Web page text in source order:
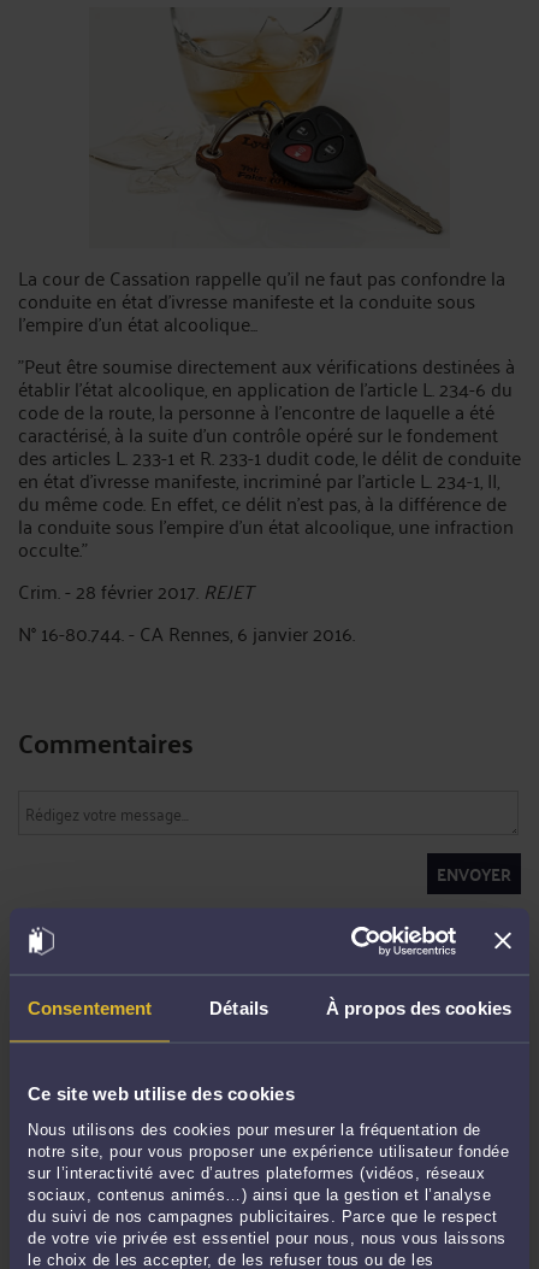
Consentement Détails À propos des cookies
Ce site web utilise des cookies
Nous utilisons des cookies pour mesurer la fréquentation de
notre site, pour vous proposer une expérience utilisateur fondée
sur l’interactivité avec d’autres plateformes (vidéos, réseaux
sociaux, contenus animés…) ainsi que la gestion et l’analyse
du suivi de nos campagnes publicitaires. Parce que le respect
de votre vie privée est essentiel pour nous, nous vous laissons
le choix de les accepter, de les refuser tous ou de les
La cour de Cassation rappelle qu'il ne faut pas confondre la
conduite en état d'ivresse manifeste et la conduite sous
l'empire d'un état alcoolique...
"Peut être soumise directement aux vérifications destinées à
établir l’état alcoolique, en application de l’article L. 234-6 du
code de la route, la personne à l’encontre de laquelle a été
caractérisé, à la suite d’un contrôle opéré sur le fondement
des articles L. 233-1 et R. 233-1 dudit code, le délit de conduite
en état d’ivresse manifeste, incriminé par l’article L. 234-1, II,
du même code. En effet, ce délit n’est pas, à la différence de
la conduite sous l’empire d’un état alcoolique, une infraction
occulte."
Crim. - 28 février 2017. REJET
N° 16-80.744. - CA Rennes, 6 janvier 2016.
Commentaires
ENVOYER
Pas de contribution, soyez le premier
CONTACTER ME RAHON
PRENDRE RDV EN CABINET
CONSULTER PAR VIDÉO